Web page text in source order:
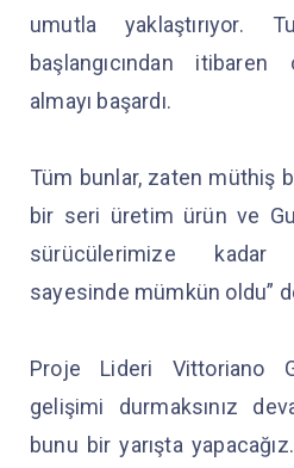
umutla yaklaştırıyor.
başlangıcından
almayı başardı.
Tüm bunlar, zaten müthiş
bir seri üretim ürün ve
sürücülerimize kadar
sayesinde mümkün oldu”
Proje Lideri Vittoriano
gelişimi durmaksınız
bunu bir yarışta